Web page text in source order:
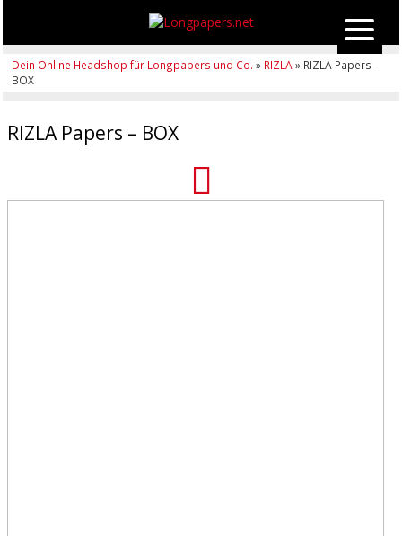
Dein Online Headshop für Longpapers und Co. » RIZLA» RIZLA Papers –
BOX
RIZLA Papers – BOX